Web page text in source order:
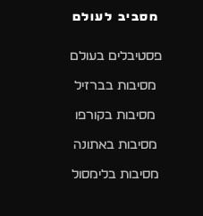
מסביב לעולם
פסטיבלים בעולם
מסיבות בברזיל
מסיבות בקורפו
מסיבות באתונה
מסיבות בלימסול